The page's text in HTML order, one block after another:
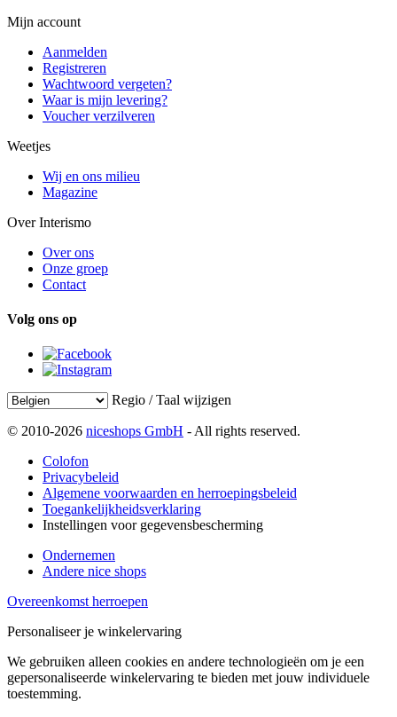
Mijn account
Aanmelden
Registreren
Wachtwoord vergeten?
Waar is mijn levering?
Voucher verzilveren
Weetjes
Wij en ons milieu
Magazine
Over Interismo
Over ons
Onze groep
Contact
Volg ons op
Regio / Taal wijzigen
© 2010-2026 niceshops GmbH - All rights reserved.
Colofon
Privacybeleid
Algemene voorwaarden en herroepingsbeleid
Toegankelijkheidsverklaring
Instellingen voor gegevensbescherming
Ondernemen
Andere nice shops
Overeenkomst herroepen
Personaliseer je winkelervaring
We gebruiken alleen cookies en andere technologieën om je een
gepersonaliseerde winkelervaring te bieden met jouw individuele
toestemming.